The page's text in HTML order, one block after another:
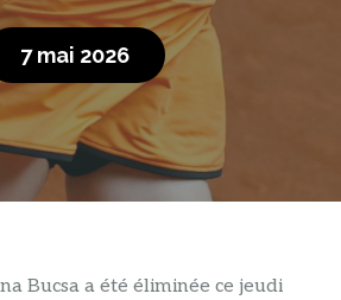
7 mai 2026
Bucsa a été éliminée ce jeudi